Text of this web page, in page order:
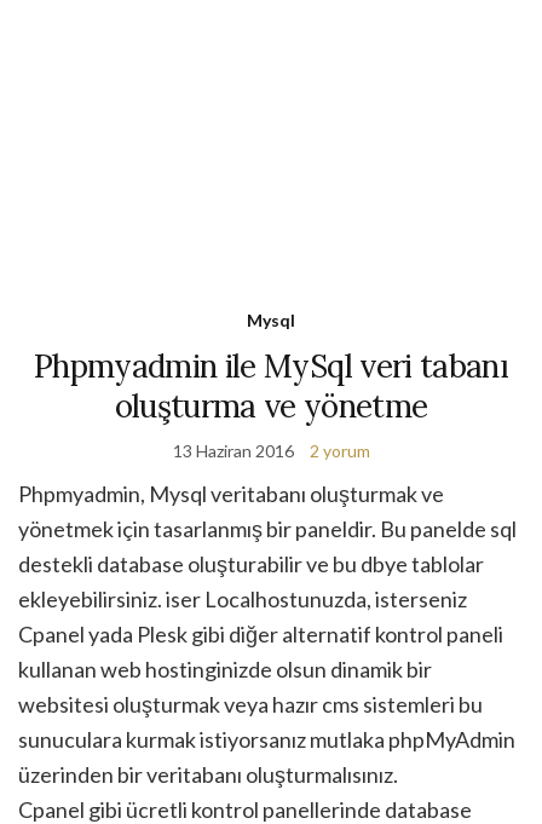
Mysql
Phpmyadmin ile MySql veri tabanı
oluşturma ve yönetme
13 Haziran 2016 2 yorum
Phpmyadmin, Mysql veritabanı oluşturmak ve
yönetmek için tasarlanmış bir paneldir. Bu panelde sql
destekli database oluşturabilir ve bu dbye tablolar
ekleyebilirsiniz. iser Localhostunuzda, isterseniz
Cpanel yada Plesk gibi diğer alternatif kontrol paneli
kullanan web hostinginizde olsun dinamik bir
websitesi oluşturmak veya hazır cms sistemleri bu
sunuculara kurmak istiyorsanız mutlaka phpMyAdmin
üzerinden bir veritabanı oluşturmalısınız.
Cpanel gibi ücretli kontrol panellerinde database